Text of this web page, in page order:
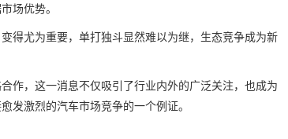
场优势。
得尤为重要，单打独斗显然难以为继，生态竞争成为新
作，这一消息不仅吸引了行业内外的广泛关注，也成为
发激烈的汽车市场竞争的一个例证。